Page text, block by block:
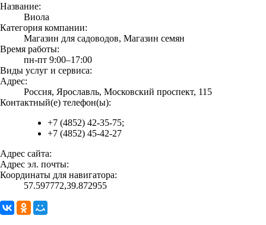
Название:
Виола
Категория компании:
Магазин для садоводов, Магазин семян
Время работы:
пн-пт 9:00–17:00
Виды услуг и сервиса:
Адрес:
Россия, Ярославль, Московский проспект, 115
Контактный(е) телефон(ы):
+7 (4852) 42-35-75;
+7 (4852) 45-42-27
Адрес сайта:
Адрес эл. почты:
Координаты для навигатора:
57.597772,39.872955